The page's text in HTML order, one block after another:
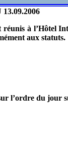
à l’Hôtel
aux statuts.
l’ordre du jour